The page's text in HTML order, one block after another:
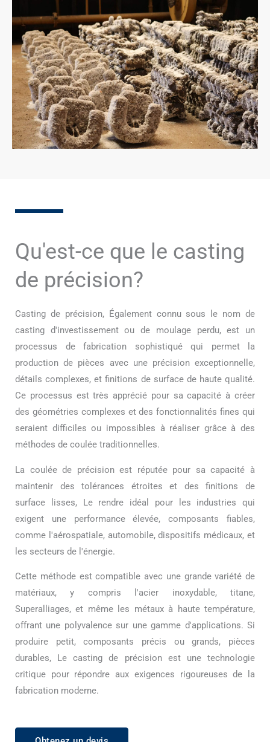
Qu'est-ce que le casting
de précision?
Casting de précision, Également connu sous le nom de
casting d'investissement ou de moulage perdu, est un
processus de fabrication sophistiqué qui permet la
production de pièces avec une précision exceptionnelle,
détails complexes, et finitions de surface de haute qualité.
Ce processus est très apprécié pour sa capacité à créer
des géométries complexes et des fonctionnalités fines qui
seraient difficiles ou impossibles à réaliser grâce à des
méthodes de coulée traditionnelles.
La coulée de précision est réputée pour sa capacité à
maintenir des tolérances étroites et des finitions de
surface lisses, Le rendre idéal pour les industries qui
exigent une performance élevée, composants fiables,
comme l'aérospatiale, automobile, dispositifs médicaux, et
les secteurs de l'énergie.
Cette méthode est compatible avec une grande variété de
matériaux, y compris l'acier inoxydable, titane,
Superalliages, et même les métaux à haute température,
offrant une polyvalence sur une gamme d'applications. Si
produire petit, composants précis ou grands, pièces
durables, Le casting de précision est une technologie
critique pour répondre aux exigences rigoureuses de la
fabrication moderne.